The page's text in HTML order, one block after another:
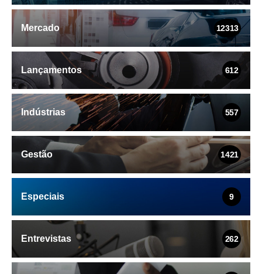
Mercado 12313
Lançamentos 612
Indústrias 557
Gestão 1421
Especiais 9
Entrevistas 262